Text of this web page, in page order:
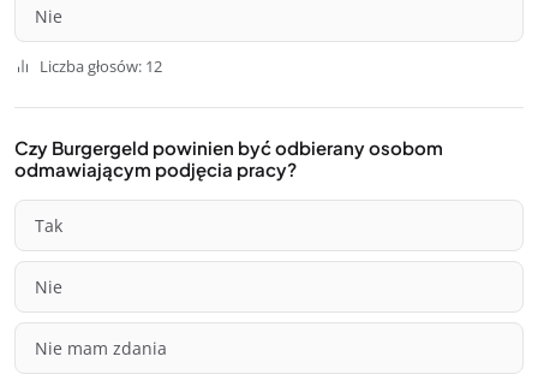
Nie
Liczba głosów: 12
Czy Burgergeld powinien być odbierany osobom
odmawiającym podjęcia pracy?
Tak
Nie
Nie mam zdania